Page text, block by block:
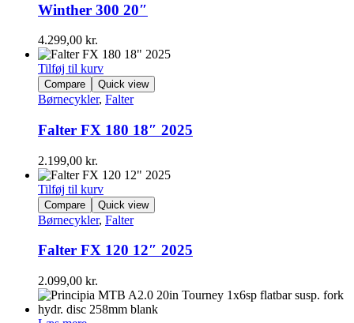
Winther 300 20″
4.299,00 kr.
Tilføj til kurv
Compare Quick view
Børnecykler, Falter
Falter FX 180 18″ 2025
2.199,00 kr.
Tilføj til kurv
Compare Quick view
Børnecykler, Falter
Falter FX 120 12″ 2025
2.099,00 kr.